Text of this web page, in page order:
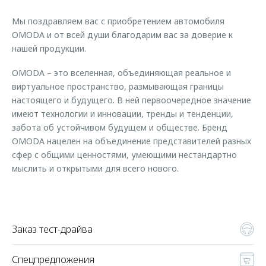
Кредитный калькулятор
Аксессуары
Одежда и сувениры
Оригинальные аксессуары
Запчасти
Трейд-ин
Калькулятор трейд-ин
O&J Автоклуб
Клуб владельцев OMODA
Приложение O&J
Аксессуары
Одежда и сувениры
Оригинальные аксессуары
Запчасти
Обратная связь
Мы поздравляем вас с приобретением автомобиля
OMODA и от всей души благодарим вас за доверие к
нашей продукции.
OMODA – это вселенная, объединяющая реальное и
виртуальное пространство, размывающая границы
настоящего и будущего. В ней первоочередное значение
имеют технологии и инновации, тренды и тенденции,
забота об устойчивом будущем и обществе. Бренд
OMODA нацелен на объединение представителей разных
сфер с общими ценностями, умеющими нестандартно
мыслить и открытыми для всего нового.
Заказ тест-драйва
Спецпредложения